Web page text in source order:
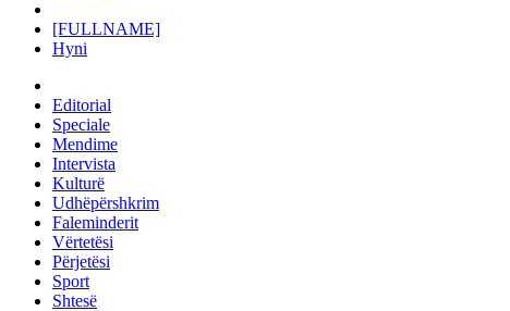
[FULLNAME]
Hyni
Editorial
Speciale
Mendime
Intervista
Kulturë
Udhëpërshkrim
Faleminderit
Vërtetësi
Përjetësi
Sport
Shtesë